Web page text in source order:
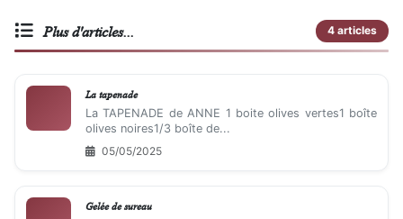
Plus d'articles... 4 articles
La tapenade
La TAPENADE de ANNE 1 boite olives vertes1 boîte
olives noires1/3 boîte de...
05/05/2025
Gelée de sureau